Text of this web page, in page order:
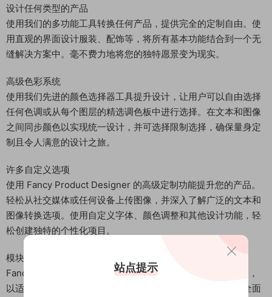
设计任何类型的产品
使用我们的多功能工具转换任何产品，提供完全的定制自由。使
用直观的界面设计服装、配饰等，将所有基本功能结合到一个无
缝解决方案中。毫不费力地将您的独特愿景变为现实。
高级色彩系统
使用我们先进的颜色选择器工具提升设计，让用户可以自由选择
任何色调或从每个图层的精选调色板中进行选择。在文本和图像
之间同步颜色以实现统一设计，并可选择限制选择，确保量身定
制且令人满意的设计之旅。
许多自定义选项
使用 Fancy Product Designer 的高级定制功能提升您的产品。
轻松从社交媒体或任何设备上传图像，并深入了解广泛的文本和
图像转换选项。使用自定义字体、颜色调整和其他设计功能，轻
松创建独特的个性化项目。
模块化 & 响应式
Fancy Product Designer 通过其模块化方法彻底改变了定制，
以适应您的特定需求。在任何设备上享受完整的响应能力、全面
站点提示